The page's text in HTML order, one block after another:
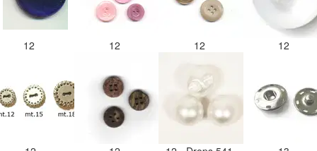
12 12 12 12